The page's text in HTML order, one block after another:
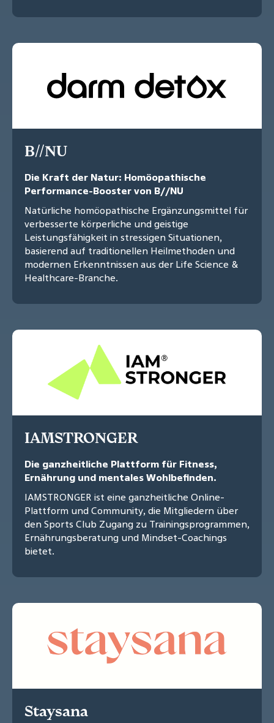
B//NU
Die Kraft der Natur: Homöopathische
Performance-Booster von B//NU
Natürliche homöopathische Ergänzungsmittel für
verbesserte körperliche und geistige
Leistungsfähigkeit in stressigen Situationen,
basierend auf traditionellen Heilmethoden und
modernen Erkenntnissen aus der Life Science &
Healthcare-Branche.
IAMSTRONGER
Die ganzheitliche Plattform für Fitness,
Ernährung und mentales Wohlbefinden.
IAMSTRONGER ist eine ganzheitliche Online-
Plattform und Community, die Mitgliedern über
den Sports Club Zugang zu Trainingsprogrammen,
Ernährungsberatung und Mindset-Coachings
bietet.
Staysana